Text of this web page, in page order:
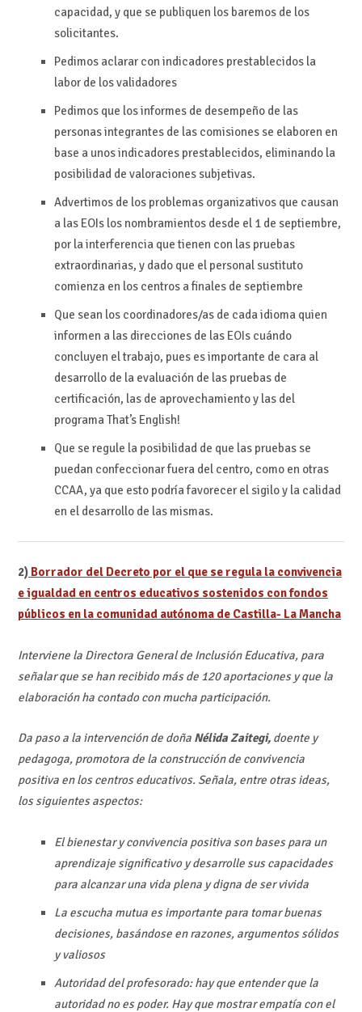
capacidad, y que se publiquen los baremos de los
solicitantes.
Pedimos aclarar con indicadores prestablecidos la
labor de los validadores
Pedimos que los informes de desempeño de las
personas integrantes de las comisiones se elaboren en
base a unos indicadores prestablecidos, eliminando la
posibilidad de valoraciones subjetivas.
Advertimos de los problemas organizativos que causan
a las EOIs los nombramientos desde el 1 de septiembre,
por la interferencia que tienen con las pruebas
extraordinarias, y dado que el personal sustituto
comienza en los centros a finales de septiembre
Que sean los coordinadores/as de cada idioma quien
informen a las direcciones de las EOIs cuándo
concluyen el trabajo, pues es importante de cara al
desarrollo de la evaluación de las pruebas de
certificación, las de aprovechamiento y las del
programa That’s English!
Que se regule la posibilidad de que las pruebas se
puedan confeccionar fuera del centro, como en otras
CCAA, ya que esto podría favorecer el sigilo y la calidad
en el desarrollo de las mismas.
2)Borrador del Decreto por el que se regula la convivencia
e igualdad en centros educativos sostenidos con fondos
públicos en la comunidad autónoma de Castilla- La Mancha
Interviene la Directora General de Inclusión Educativa, para
señalar que se han recibido más de 120 aportaciones y que la
elaboración ha contado con mucha participación.
Da paso a la intervención de doña Nélida Zaitegi, doente y
pedagoga, promotora de la construcción de convivencia
positiva en los centros educativos. Señala, entre otras ideas,
los siguientes aspectos:
El bienestar y convivencia positiva son bases para un
aprendizaje significativo y desarrolle sus capacidades
para alcanzar una vida plena y digna de ser vivida
La escucha mutua es importante para tomar buenas
decisiones, basándose en razones, argumentos sólidos
y valiosos
Autoridad del profesorado: hay que entender que la
autoridad no es poder. Hay que mostrar empatía con el